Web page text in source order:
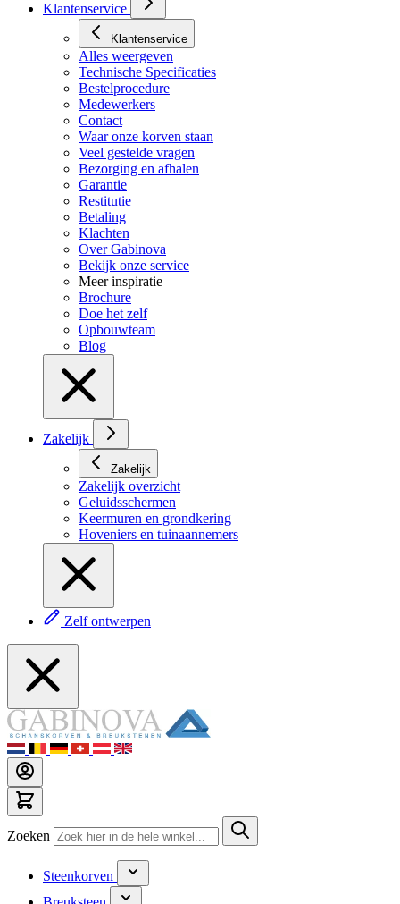
Klantenservice
Klantenservice
Alles weergeven
Technische Specificaties
Bestelprocedure
Medewerkers
Contact
Waar onze korven staan
Veel gestelde vragen
Bezorging en afhalen
Garantie
Restitutie
Betaling
Klachten
Over Gabinova
Bekijk onze service
Meer inspiratie
Brochure
Doe het zelf
Opbouwteam
Blog
Zakelijk
Zakelijk
Zakelijk overzicht
Geluidsschermen
Keermuren en grondkering
Hoveniers en tuinaannemers
Zelf ontwerpen
Zoeken
Steenkorven